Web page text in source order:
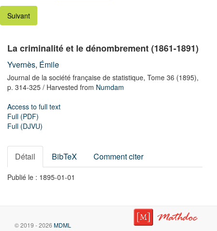
Suivant
La criminalité et le dénombrement (1861-1891)
Yvernès, Émile
Journal de la société française de statistique, Tome 36 (1895),
p. 314-325 / Harvested from Numdam
Access to full text
Full (PDF)
Full (DJVU)
Détail BibTeX Comment citer
Publié le : 1895-01-01
© 2019 - 2026 MDML